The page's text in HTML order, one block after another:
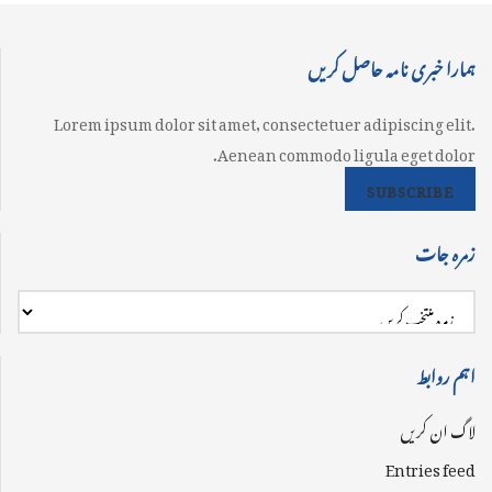
ہمارا خبری نامہ حاصل کریں
Lorem ipsum dolor sit amet, consectetuer adipiscing elit.
Aenean commodo ligula eget dolor.
SUBSCRIBE
زمرہ جات
اہم روابط
لاگ ان کریں
Entries feed